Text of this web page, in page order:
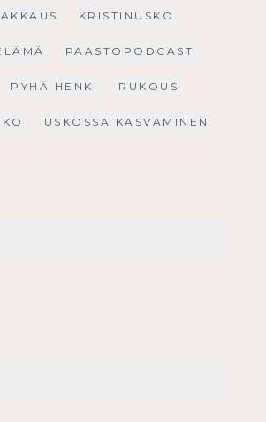
KRISTINUSKO
PAASTOPODCAST
PYHÄ HENKI RUKOUS
USKOSSA KASVAMINEN